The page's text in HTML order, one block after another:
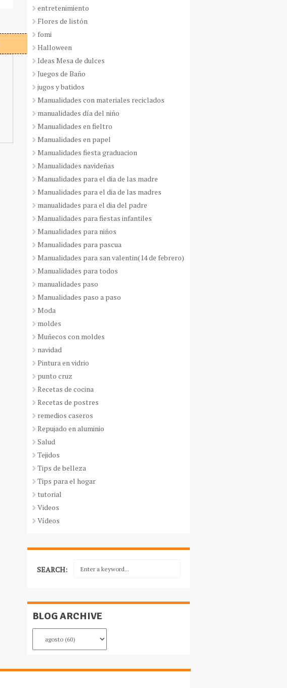
entretenimiento
Flores de listón
fomi
Halloween
Ideas Mesa de dulces
Juegos de Baño
jugos y batidos
Manualidades con materiales reciclados
manualidades día del niño
Manualidades en fieltro
Manualidades en papel
Manualidades fiesta graduacion
Manualidades navideñas
Manualidades para el dia de las madre
Manualidades para el dia de las madres
manualidades para el dia del padre
Manualidades para fiestas infantiles
Manualidades para niños
Manualidades para pascua
Manualidades para san valentin(14 de febrero)
Manualidades para todos
manualidades paso
Manualidades paso a paso
Moda
moldes
Muñecos con moldes
navidad
Pintura en vidrio
punto cruz
Recetas de cocina
Recetas de postres
remedios caseros
Repujado en aluminio
Salud
Tejidos
Tips de belleza
Tips para el hogar
tutorial
Videos
Vídeos
SEARCH:
BLOG ARCHIVE